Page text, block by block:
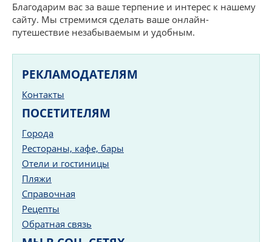
Благодарим вас за ваше терпение и интерес к нашему
сайту. Мы стремимся сделать ваше онлайн-
путешествие незабываемым и удобным.
РЕКЛАМОДАТЕЛЯМ
Контакты
ПОСЕТИТЕЛЯМ
Города
Рестораны, кафе, бары
Отели и гостиницы
Пляжи
Справочная
Рецепты
Обратная связь